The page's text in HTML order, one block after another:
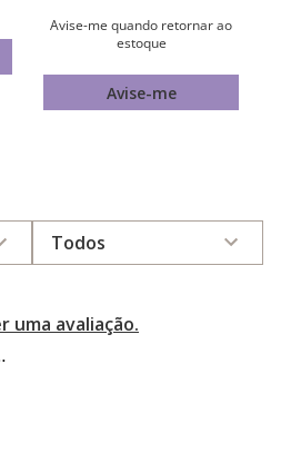
Avise-me quando retornar ao
estoque
Avise-me
uma avaliação.
Todos